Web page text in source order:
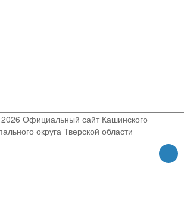
Официальный сайт Кашинского
округа Тверской области